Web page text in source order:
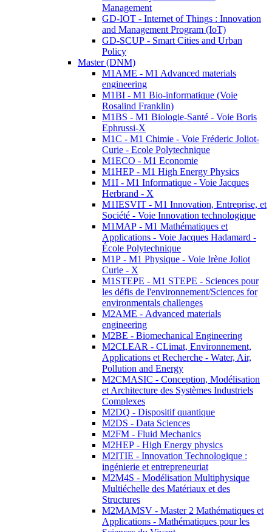
Management
GD-IOT - Internet of Things : Innovation
and Management Program (IoT)
GD-SCUP - Smart Cities and Urban
Policy
Master (DNM)
M1AME - M1 Advanced materials
engineering
M1BI - M1 Bio-informatique (Voie
Rosalind Franklin)
M1BS - M1 Biologie-Santé - Voie Boris
Ephrussi-X
M1C - M1 Chimie - Voie Fréderic Joliot-
Curie - Ecole Polytechnique
M1ECO - M1 Economie
M1HEP - M1 High Energy Physics
M1I - M1 Informatique - Voie Jacques
Herbrand - X
M1IESVIT - M1 Innovation, Entreprise, et
Société - Voie Innovation technologique
M1MAP - M1 Mathématiques et
Applications - Voie Jacques Hadamard -
École Polytechnique
M1P - M1 Physique - Voie Irène Joliot
Curie - X
M1STEPE - M1 STEPE - Sciences pour
les défis de l'environnement/Sciences for
environmentals challenges
M2AME - Advanced materials
engineering
M2BE - Biomechanical Engineering
M2CLEAR - CLimat, Environnement,
Applications et Recherche - Water, Air,
Pollution and Energy
M2CMASIC - Conception, Modélisation
et Architecture des Systèmes Industriels
Complexes
M2DQ - Dispositif quantique
M2DS - Data Sciences
M2FM - Fluid Mechanics
M2HEP - High Energy physics
M2ITIE - Innovation Technologique :
ingénierie et entrepreneuriat
M2M4S - Modélisation Multiphysique
Multiéchelle des Matériaux et des
Structures
M2MAMSV - Master 2 Mathématiques et
Applications - Mathématiques pour les